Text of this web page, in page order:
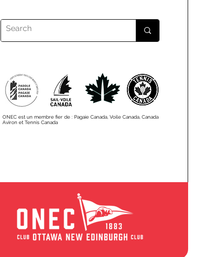
ONEC est un membre fier de : Pagaie Canada, Voile Canada, Canada
Aviron et Tennis Canada